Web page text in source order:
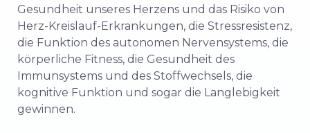
Gesundheit unseres Herzens und das Risiko von
Herz-Kreislauf-Erkrankungen, die Stressresistenz,
die Funktion des autonomen Nervensystems, die
körperliche Fitness, die Gesundheit des
Immunsystems und des Stoffwechsels, die
kognitive Funktion und sogar die Langlebigkeit
gewinnen.